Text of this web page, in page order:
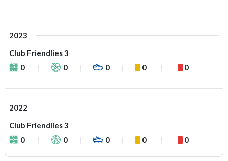
2023
Club Friendlies 3
0
0 0 0 0
2022
Club Friendlies 3
0
0 0 0 0